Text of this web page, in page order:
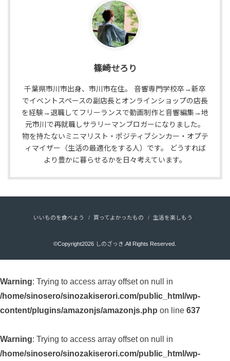
篠崎せろり
千葉県市川市出身、市川市在住。 音響専門学校卒→新卒
でイベントスペースの副店長とオンラインショップの店長
を経験→退職してフリーランスで動画制作と音響編集→地
元市川で再就職しサラリーマンブロガーになりました。
物を持たないミニマリスト・ポジティブシンカー・オプテ
ィマイザー（生活の最適化をする人）です。 どうすれば
より豊かに暮らせるかを日々考えています。
いいものを食べよう 買ってよかったもの 生活を楽しもう
©Copyright2026 しのざっき .All Rights Reserved.
Warning: Trying to access array offset on null in
/home/sinosero/sinozakiserori.com/public_html/wp-
content/plugins/amazonjs/amazonjs.php on line 637
Warning: Trying to access array offset on null in
/home/sinosero/sinozakiserori.com/public_html/wp-